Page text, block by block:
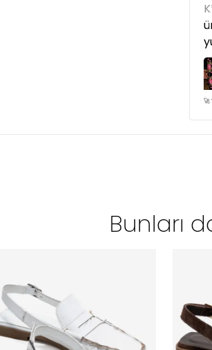
🚀
Bunları